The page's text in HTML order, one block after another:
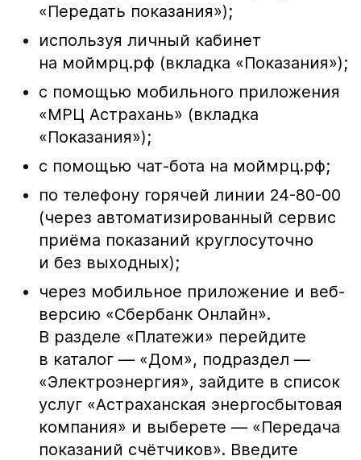
«Передать показания»);
используя личный кабинет
на моймрц.рф (вкладка «Показания»);
с помощью мобильного приложения
«МРЦ Астрахань» (вкладка
«Показания»);
с помощью чат-бота на моймрц.рф;
по телефону горячей линии 24-80-00
(через автоматизированный сервис
приёма показаний круглосуточно
и без выходных);
через мобильное приложение и веб-
версию «Сбербанк Онлайн».
В разделе «Платежи» перейдите
в каталог — «Дом», подраздел —
«Электроэнергия», зайдите в список
услуг «Астраханская энергосбытовая
компания» и выберете — «Передача
показаний счётчиков». Введите